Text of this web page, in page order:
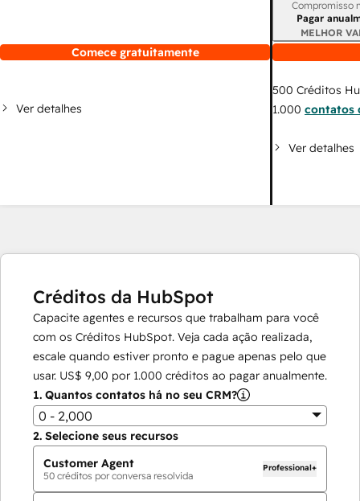
Comece gratuitamente
Ver detalhes
Compromisso
Pagar
MELHOR
500 Créditos
1.000 contatos
Ver detalhes
Créditos da HubSpot
Capacite agentes e recursos que trabalham para você
com os Créditos HubSpot. Veja cada ação realizada,
escale quando estiver pronto e pague apenas pelo que
usar. US$ 9,00 por 1.000 créditos ao pagar anualmente.
1. Quantos contatos há no seu CRM?
0 - 2,000
2. Selecione seus recursos
Customer Agent
50 créditos por conversa resolvida
Professional+